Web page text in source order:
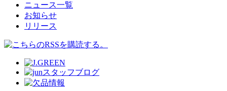
ニュース一覧
お知らせ
リリース